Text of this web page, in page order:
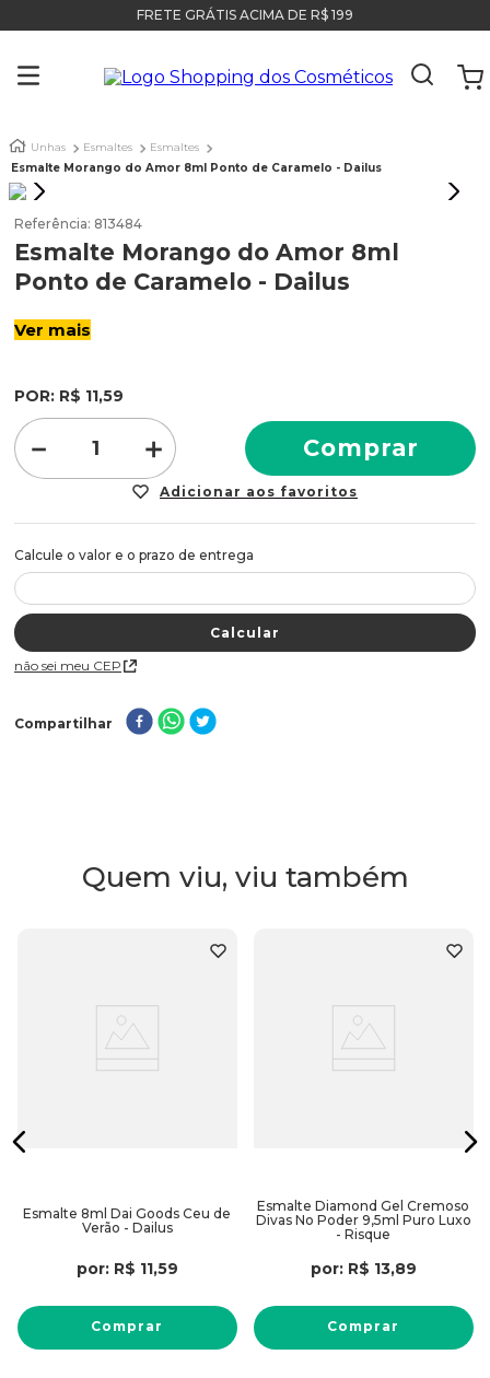
FRETE GRÁTIS ACIMA DE R$ 199
Unhas Esmaltes
Esmaltes
Esmalte Morango do Amor 8ml Ponto de Caramelo - Dailus
Referência: 813484
Esmalte Morango do Amor 8ml
Ponto de Caramelo - Dailus
Ver mais
POR: R$ 11,59
＋
－ Comprar
Não sei meu CEP
Compartilhar
Quem viu, viu também
Esmalte 8ml Dai Goods Ceu de
Verão - Dailus
por: R$ 11,59
Comprar
Esmalte Diamond Gel Cremoso
Divas No Poder 9,5ml Puro Luxo
- Risque
por: R$ 13,89
Comprar